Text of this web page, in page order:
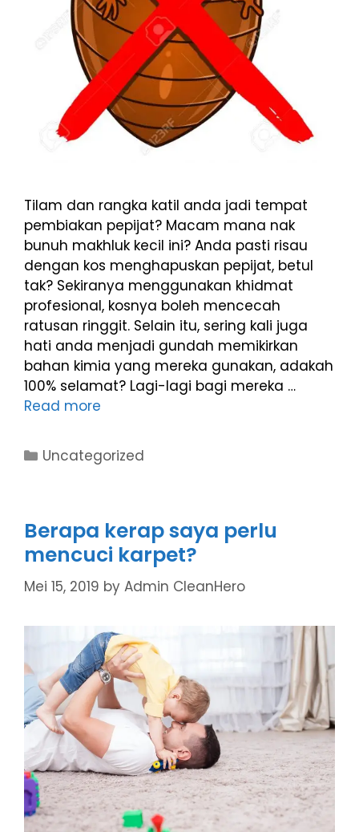
Tilam dan rangka katil anda jadi tempat
pembiakan pepijat? Macam mana nak
bunuh makhluk kecil ini? Anda pasti risau
dengan kos menghapuskan pepijat, betul
tak? Sekiranya menggunakan khidmat
profesional, kosnya boleh mencecah
ratusan ringgit. Selain itu, sering kali juga
hati anda menjadi gundah memikirkan
bahan kimia yang mereka gunakan, adakah
100% selamat? Lagi-lagi bagi mereka …
Read more
Uncategorized
Berapa kerap saya perlu
mencuci karpet?
Mei 15, 2019 by Admin CleanHero